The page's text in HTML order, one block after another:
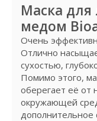
Маска для
медом
Очень
Отлично
сухостью,
Помимо этого,
оберегает её от
окружающей
дополнительное